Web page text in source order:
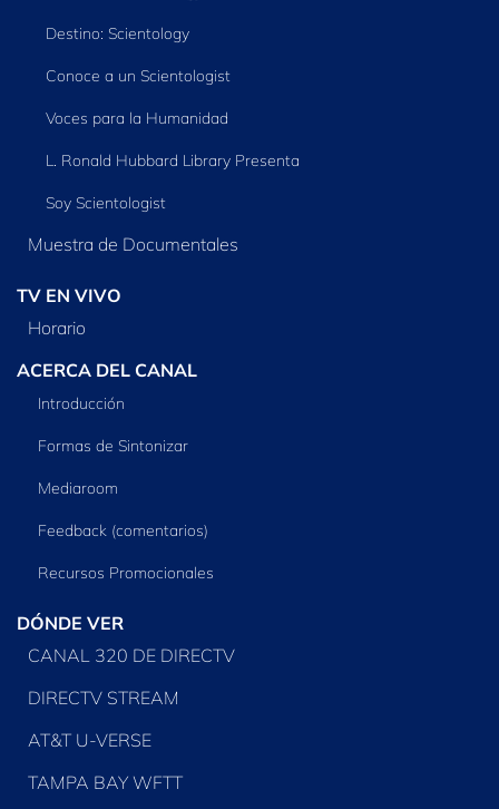
Destino: Scientology
Conoce a un Scientologist
Voces para la Humanidad
L. Ronald Hubbard Library Presenta
Soy Scientologist
Muestra de Documentales
TV EN VIVO
Horario
ACERCA DEL CANAL
Introducción
Formas de Sintonizar
Mediaroom
Feedback (comentarios)
Recursos Promocionales
DÓNDE VER
CANAL 320 DE DIRECTV
DIRECTV STREAM
AT&T U-VERSE
TAMPA BAY WFTT